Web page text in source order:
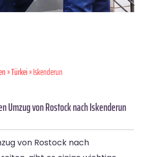
»Türkei» Iskenderun
Umzug von Rostock nach Iskenderun
von Rostock nach